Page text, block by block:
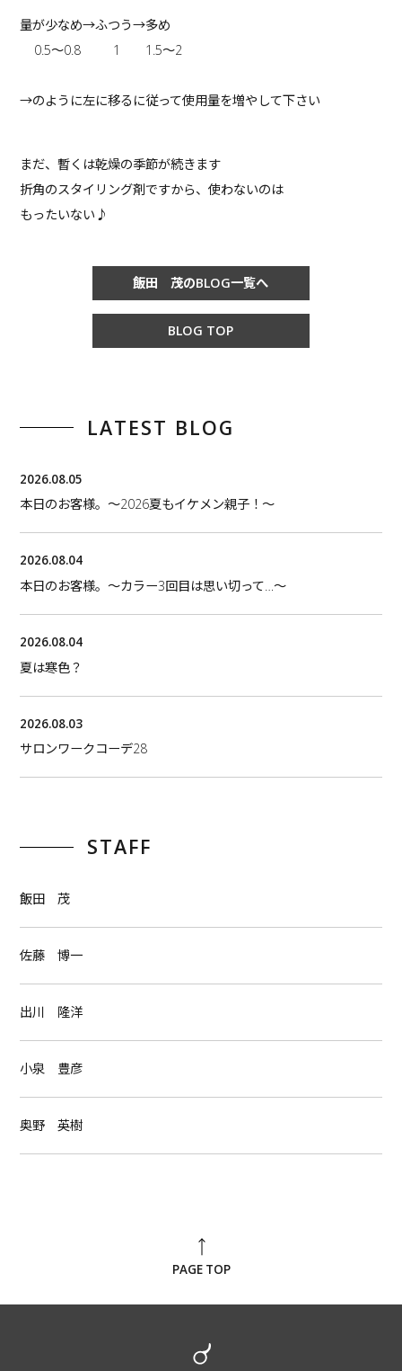
量が少なめ→ふつう→多め
0.5〜0.8
1 1.5〜2
→のように左に移るに従って使用量を増やして下さい
まだ、暫くは乾燥の季節が続きます
折角のスタイリング剤ですから、使わないのは
もったいない♪
飯田 茂のBLOG一覧へ
BLOG TOP
LATEST BLOG
2026.08.05
本日のお客様。〜2026夏もイケメン親子！〜
2026.08.04
本日のお客様。〜カラー3回目は思い切って…〜
2026.08.04
夏は寒色？
2026.08.03
サロンワークコーデ28
STAFF
飯田 茂
佐藤 博一
出川 隆洋
小泉 豊彦
奥野 英樹
PAGE TOP